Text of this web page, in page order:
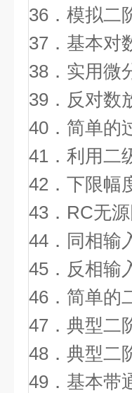
36．模拟二
37．基本对
38．实用微
39．反对数
40．简单的
41．利用二
42．下限幅
43．RC无
44．同相输
45．反相输
46．简单的
47．典型二
48．典型二
49．基本带